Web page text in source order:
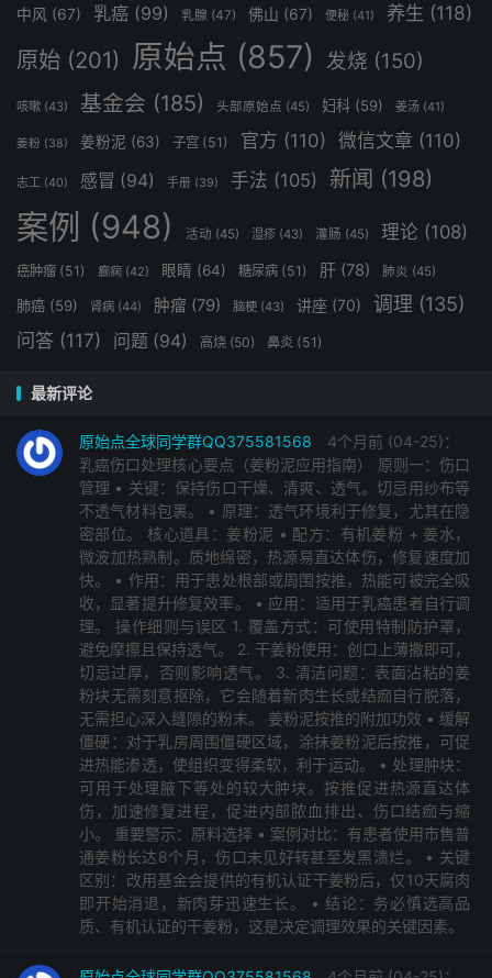
### 📞 **报名方式**
- **即日接受报名，即刻开营**
- **优先录用3周21天学员和体验者**
### 🌈 **结语**
**求人不如求己，教学为先，互助共修，健康主导权在
自己！**
**欢迎报名！** 💕
中风 (67) 乳癌 (99) 乳腺 (47) 佛山 (67) 便秘 (41) 养生 (118)
原始 (201) 原始点 (857) 发烧 (150)
咳嗽 (43) 基金会 (185) 头部原始点 (45) 妇科 (59) 姜汤 (41)
姜粉 (38) 姜粉泥 (63) 子宫 (51) 官方 (110) 微信文章 (110)
志工 (40) 感冒 (94) 手册 (39) 手法 (105) 新闻 (198)
案例 (948) 活动 (45) 湿疹 (43) 灌肠 (45) 理论 (108)
癌肿瘤 (51) 癫痫 (42) 眼睛 (64) 糖尿病 (51) 肝 (78) 肺炎 (45)
肺癌 (59) 肾病 (44) 肿瘤 (79) 脑梗 (43) 讲座 (70) 调理 (135)
问答 (117) 问题 (94) 高烧 (50) 鼻炎 (51)
最新评论
原始点全球同学群QQ375581568
4个月前 (04-25)：
乳癌伤口处理核心要点（姜粉泥应用指南） 原则一：伤口
管理 • 关键：保持伤口干燥、清爽、透气。切忌用纱布等
不透气材料包裹。 • 原理：透气环境利于修复，尤其在隐
密部位。 核心道具：姜粉泥 • 配方：有机姜粉 + 姜水，
微波加热熟制。质地绵密，热源易直达体伤，修复速度加
快。 • 作用：用于患处根部或周围按推，热能可被完全吸
收，显著提升修复效率。 • 应用：适用于乳癌患者自行调
理。 操作细则与误区 1. 覆盖方式：可使用特制防护罩，
避免摩擦且保持透气。 2. 干姜粉使用：创口上薄撒即可，
切忌过厚，否则影响透气。 3. 清洁问题：表面沾粘的姜
粉块无需刻意抠除，它会随着新肉生长或结痂自行脱落，
无需担心深入缝隙的粉末。 姜粉泥按推的附加功效 • 缓解
僵硬：对于乳房周围僵硬区域，涂抹姜粉泥后按推，可促
进热能渗透，使组织变得柔软，利于运动。 • 处理肿块：
可用于处理腋下等处的较大肿块。按推促进热源直达体
伤，加速修复进程，促进内部脓血排出、伤口结痂与缩
小。 重要警示：原料选择 • 案例对比：有患者使用市售普
通姜粉长达8个月，伤口未见好转甚至发黑溃烂。 • 关键
区别：改用基金会提供的有机认证干姜粉后，仅10天腐肉
即开始消退，新肉芽迅速生长。 • 结论：务必慎选高品
质、有机认证的干姜粉，这是决定调理效果的关键因素。